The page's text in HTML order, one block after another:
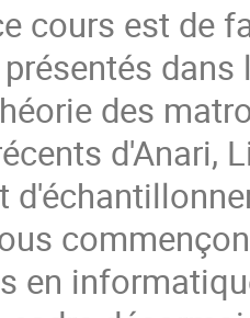
cours est de
des
d'Anari,
en